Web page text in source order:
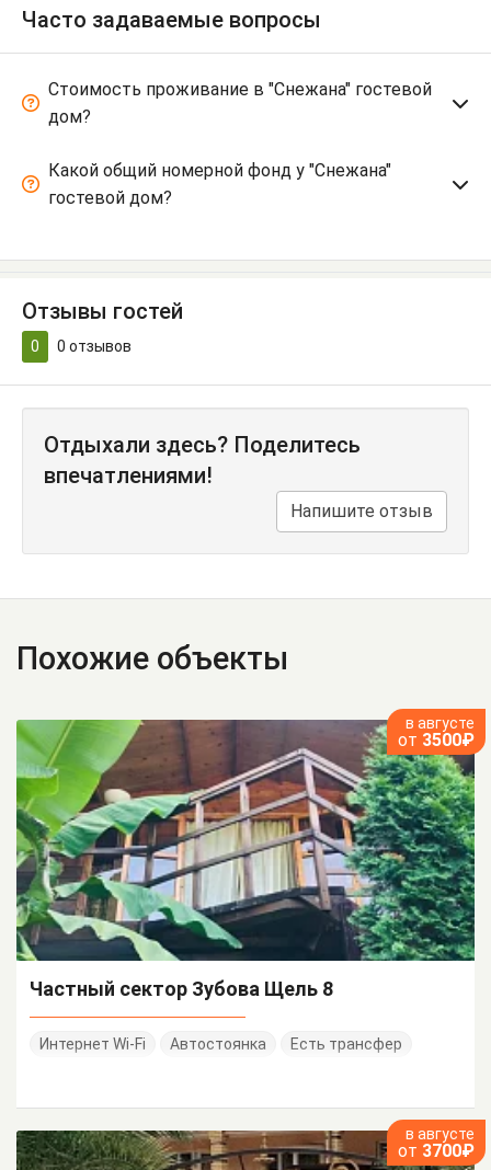
Часто задаваемые вопросы
Стоимость проживание в "Снежана" гостевой
дом?
Какой общий номерной фонд у "Снежана"
гостевой дом?
Отзывы гостей
0 0 отзывов
Отдыхали здесь? Поделитесь
впечатлениями!
Напишите отзыв
Похожие объекты
в августе
от 3500₽
Частный сектор Зубова Щель 8
Интернет Wi-Fi Автостоянка Есть трансфер
в августе
от 3700₽